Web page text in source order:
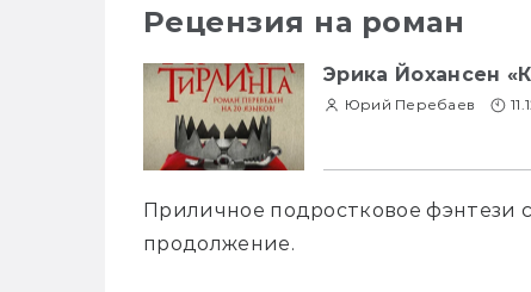
Рецензия на роман
Эрика Йохансен
Юрий Перебаев
Приличное подростковое фэнтези
продолжение.